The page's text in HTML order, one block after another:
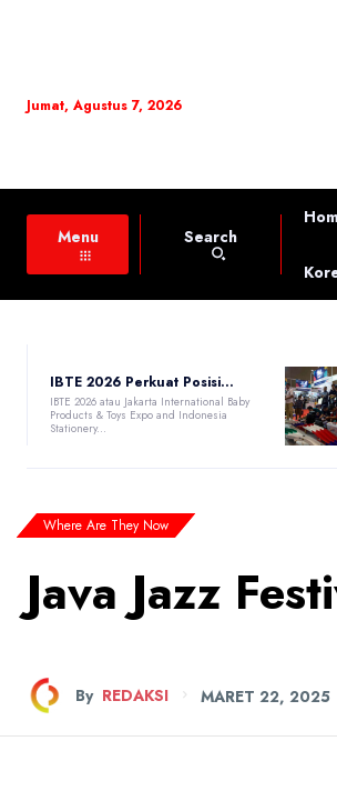
Jumat, Agustus 7, 2026
Menu Search
IBTE 2026 Perkuat Posisi...
IBTE 2026 atau Jakarta International Baby
Products & Toys Expo and Indonesia
Stationery...
Where Are They Now
Java Jazz
By REDAKSI MARET 22, 2025